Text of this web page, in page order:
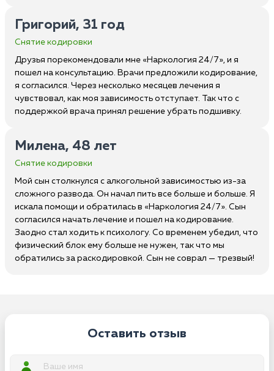
Григорий, 31 год
Снятие кодировки
Друзья порекомендовали мне «Наркология 24/7», и я
пошел на консультацию. Врачи предложили кодирование,
я согласился. Через несколько месяцев лечения я
чувствовал, как моя зависимость отступает. Так что с
поддержкой врача принял решение убрать подшивку.
Милена, 48 лет
Снятие кодировки
Мой сын столкнулся с алкогольной зависимостью из-за
сложного развода. Он начал пить все больше и больше. Я
искала помощи и обратилась в «Наркология 24/7». Сын
согласился начать лечение и пошел на кодирование.
Заодно стал ходить к психологу. Со временем убедил, что
физический блок ему больше не нужен, так что мы
обратились за раскодировкой. Сын не соврал — трезвый!
Оставить отзыв